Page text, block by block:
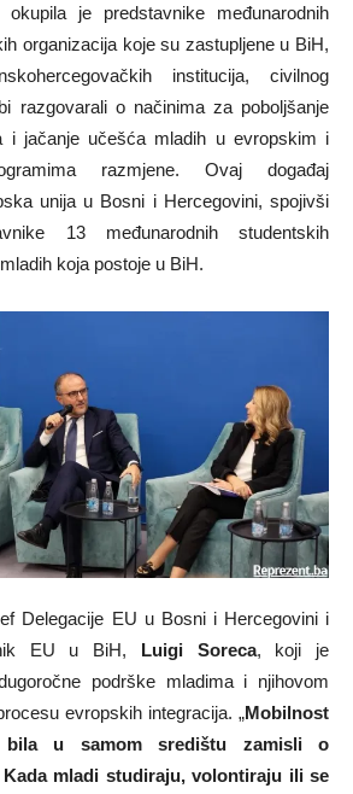
je predstavnike međunarodnih
organizacija koje su zastupljene u BiH,
institucija, civilnog
razgovarali o načinima za poboljšanje
i jačanje učešća mladih u evropskim i
razmjene. Ovaj događaj
unija u Bosni i Hercegovini, spojivši
13 međunarodnih studentskih
koja postoje u BiH.
Delegacije EU u Bosni i Hercegovini i
EU u BiH, Luigi Soreca, koji je
podrške mladima i njihovom
evropskih integracija. „Mobilnost
u samom središtu zamisli o
mladi studiraju, volontiraju ili se